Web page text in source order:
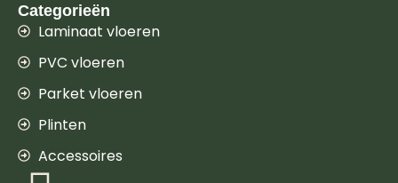
Categorieën
Laminaat vloeren
PVC vloeren
Parket vloeren
Plinten
Accessoires